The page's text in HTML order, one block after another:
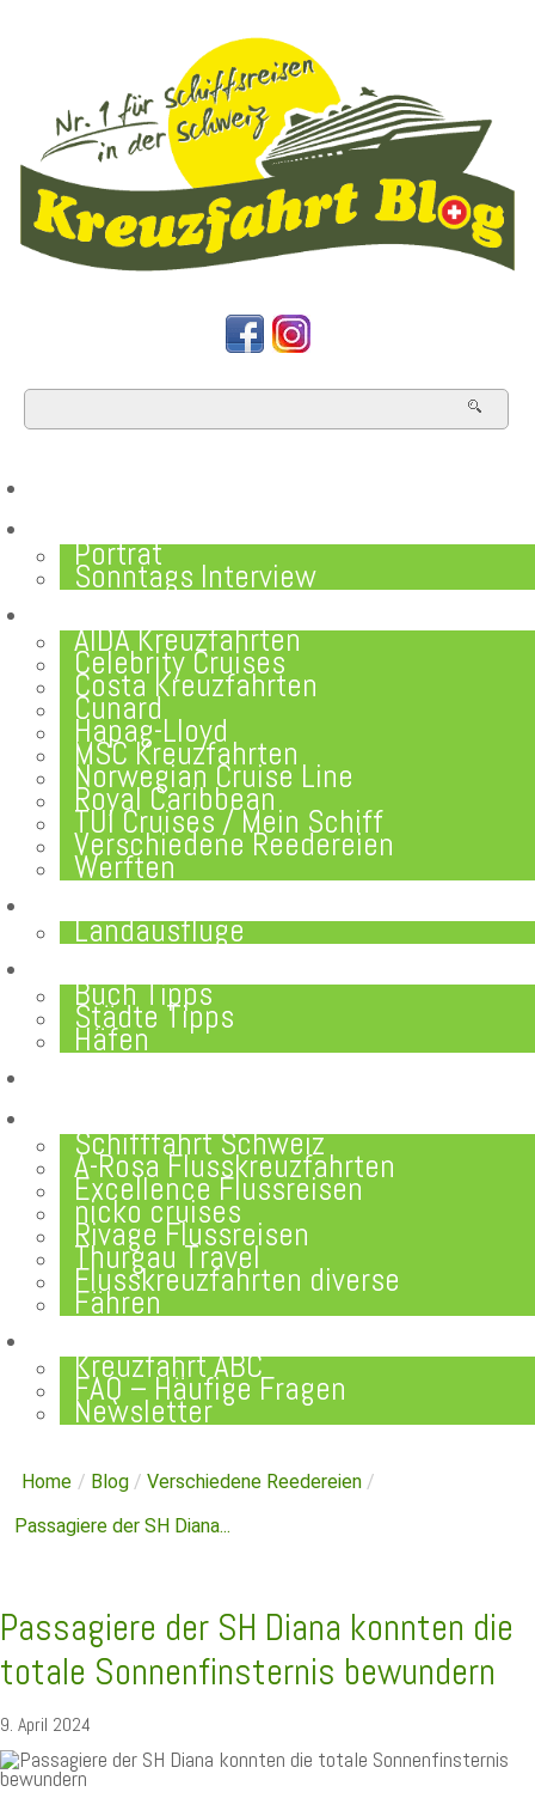
Porträt
Sonntags Interview
AIDA Kreuzfahrten
Celebrity Cruises
Costa Kreuzfahrten
Cunard
Hapag-Lloyd
MSC Kreuzfahrten
Norwegian Cruise Line
Royal Caribbean
TUI Cruises / Mein Schiff
Verschiedene Reedereien
Werften
Landausflüge
Buch Tipps
Städte Tipps
Häfen
Schifffahrt Schweiz
A-Rosa Flusskreuzfahrten
Excellence Flussreisen
nicko cruises
Rivage Flussreisen
Thurgau Travel
Flusskreuzfahrten diverse
Fähren
Kreuzfahrt ABC
FAQ – Häufige Fragen
Newsletter
Home / Blog / Verschiedene Reedereien /
Passagiere der SH Diana...
Passagiere der SH Diana konnten die
totale Sonnenfinsternis bewundern
9. April 2024